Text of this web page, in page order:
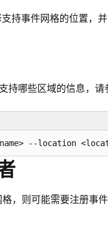
持事件网格的位置，
持哪些区域的信息，请
，则可能需要注册事